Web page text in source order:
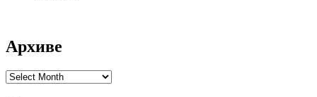
Архиве
Архиве